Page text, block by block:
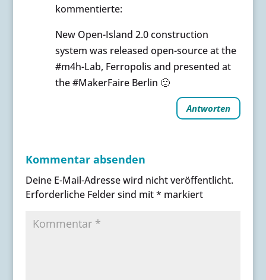
kommentierte:
New Open-Island 2.0 construction
system was released open-source at the
#m4h-Lab, Ferropolis and presented at
the #MakerFaire Berlin 🙂
Antworten
Kommentar absenden
Deine E-Mail-Adresse wird nicht veröffentlicht.
Erforderliche Felder sind mit* markiert